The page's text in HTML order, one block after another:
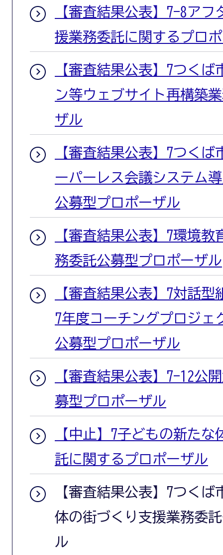
【審査結果公表】7-8ア
援業務委託に関するプロ
【審査結果公表】7つく
ン等ウェブサイト再構築
ザル
【審査結果公表】7つく
ーパーレス会議システム
公募型プロポーザル
【審査結果公表】7環境
務委託公募型プロポーザル
【審査結果公表】7対話
7年度コーチングプロジェ
公募型プロポーザル
【審査結果公表】7-12公
募型プロポーザル
【中止】7子どもの新た
託に関するプロポーザル
【審査結果公表】7つく
体の街づくり支援業務委
ル